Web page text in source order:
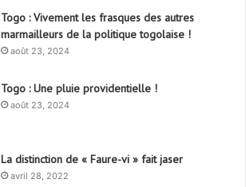
Togo : Vivement les frasques des autres
marmailleurs de la politique togolaise !
août 23, 2024
Togo : Une pluie providentielle !
août 23, 2024
La distinction de « Faure-vi » fait jaser
avril 28, 2022